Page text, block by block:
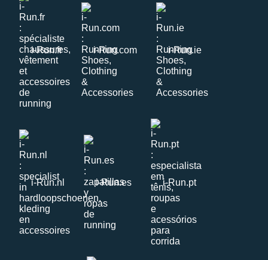
i-Run.fr i-Run.com i-Run.ie
i-Run.nl i-Run.es i-Run.pt